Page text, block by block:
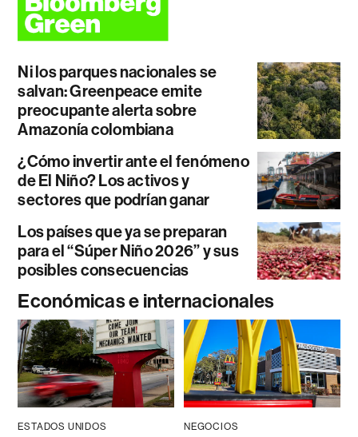
Ni los parques nacionales se
salvan: Greenpeace emite
preocupante alerta sobre
Amazonía colombiana
¿Cómo invertir ante el fenómeno
de El Niño? Los activos y
sectores que podrían ganar
Los países que ya se preparan
para el “Súper Niño 2026” y sus
posibles consecuencias
Económicas e internacionales
ESTADOS UNIDOS NEGOCIOS